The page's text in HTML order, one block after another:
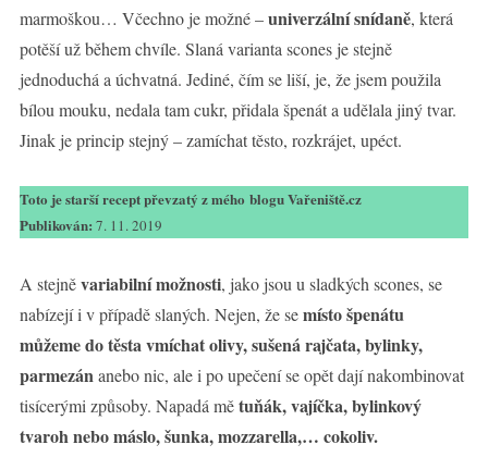
marmoškou… Včechno je možné –univerzální snídaně, která
potěší už během chvíle. Slaná varianta scones je stejně
jednoduchá a úchvatná. Jediné, čím se liší, je, že jsem použila
bílou mouku, nedala tam cukr, přidala špenát a udělala jiný tvar.
Jinak je princip stejný – zamíchat těsto, rozkrájet, upéct.
Toto je starší recept převzatý z mého blogu Vařeniště.cz
Publikován: 7. 11. 2019
A stejněvariabilní možnosti, jako jsou u sladkých scones, se
nabízejí i v případě slaných. Nejen, že semísto špenátu
můžeme do těsta vmíchat olivy, sušená rajčata, bylinky,
parmezánanebo nic, ale i po upečení se opět dají nakombinovat
tisícerými způsoby. Napadá mětuňák, vajíčka, bylinkový
tvaroh nebo máslo, šunka, mozzarella,… cokoliv.